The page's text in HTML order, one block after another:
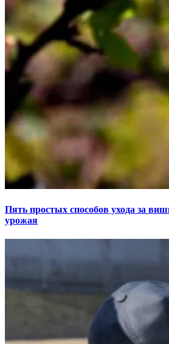
Пять простых способов ухода за
урожая